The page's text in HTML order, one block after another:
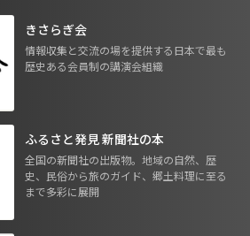
きさらぎ会
情報収集と交流の場を提供する日本で最も
歴史ある会員制の講演会組織
ふるさと発見 新聞社の本
全国の新聞社の出版物。地域の自然、歴
史、民俗から旅のガイド、郷土料理に至る
まで多彩に展開